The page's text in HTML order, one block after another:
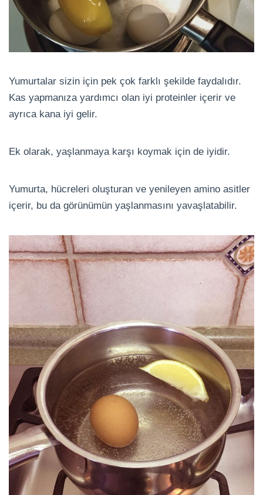
Yumurtalar sizin için pek çok farklı şekilde faydalıdır.
Kas yapmanıza yardımcı olan iyi proteinler içerir ve
ayrıca kana iyi gelir.
Ek olarak, yaşlanmaya karşı koymak için de iyidir.
Yumurta, hücreleri oluşturan ve yenileyen amino asitler
içerir, bu da görünümün yaşlanmasını yavaşlatabilir.